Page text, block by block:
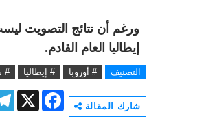
ورغم أن نتائج التصويت ليست
إيطاليا العام القادم.
التصنيف # أوروبا # إيطاليا #
شارك المقالة
T
e
X
F
a